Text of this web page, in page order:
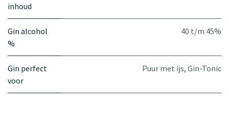
inhoud
Gin alcohol
%
40 t/m 45%
Gin perfect
voor
Puur met ijs, Gin-Tonic